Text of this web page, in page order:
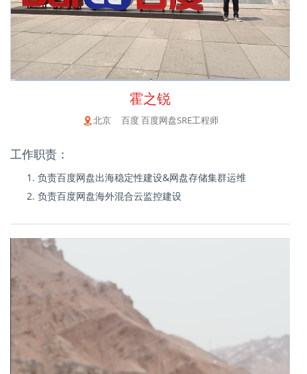
霍之锐
北京 百度 百度网盘SRE工程师
工作职责：
负责百度网盘出海稳定性建设&网盘存储集群运维
负责百度网盘海外混合云监控建设